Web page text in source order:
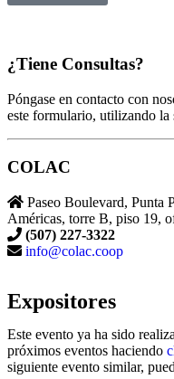
¿Tiene Consultas?
Póngase en contacto con
este formulario, utilizando
COLAC
Paseo Boulevard, Punta
Américas, torre B, piso 19,
(507) 227-3322
info@colac.coop
Expositores
Este evento ya ha sido
próximos eventos haciendo
siguiente evento similar,